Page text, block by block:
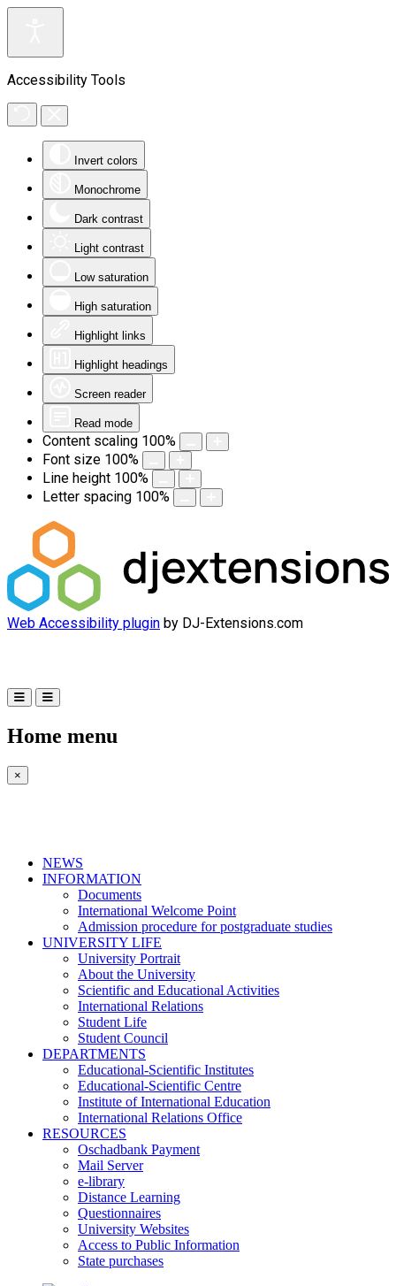
Accessibility Tools
Invert colors
Monochrome
Dark contrast
Light contrast
Low saturation
High saturation
Highlight links
Highlight headings
Screen reader
Read mode
Content scaling 100%
Font size 100%
Line height 100%
Letter spacing 100%
Web Accessibility plugin by DJ-Extensions.com
Home menu
×
NEWS
INFORMATION
Documents
International Welcome Point
Admission procedure for postgraduate studies
UNIVERSITY LIFE
University Portrait
About the University
Scientific and Educational Activities
International Relations
Student Life
Student Council
DEPARTMENTS
Educational-Scientific Institutes
Educational-Scientific Centre
Institute of International Education
International Relations Office
RESOURCES
Oschadbank Payment
Mail Server
e-library
Distance Learning
Questionnaires
University Websites
Access to Public Information
State purchases